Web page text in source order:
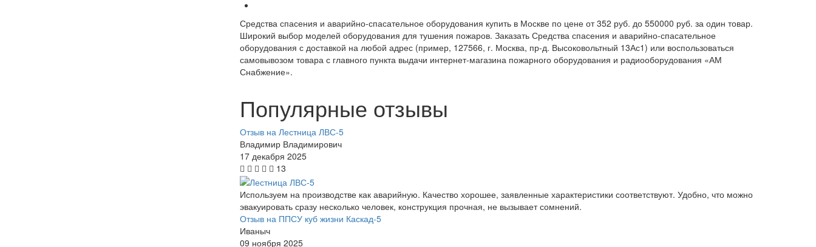
Средства спасения и аварийно-спасательное оборудования купить в Москве по цене от 352 руб. до 550000 руб. за один товар.
Широкий выбор моделей оборудования для тушения пожаров. Заказать Средства спасения и аварийно-спасательное
оборудования с доставкой на любой адрес (пример, 127566, г. Москва, пр-д. Высоковольтный 13Ас1) или воспользоваться
самовывозом товара с главного пункта выдачи интернет-магазина пожарного оборудования и радиооборудования «АМ
Снабжение».
Популярные отзывы
Отзыв на Лестница ЛВС-5
Владимир Владимирович
17 декабря 2025
13
Используем на производстве как аварийную. Качество хорошее, заявленные характеристики соответствуют. Удобно, что можно
эвакуировать сразу несколько человек, конструкция прочная, не вызывает сомнений.
Отзыв на ППСУ куб жизни Каскад-5
Иваныч
09 ноября 2025